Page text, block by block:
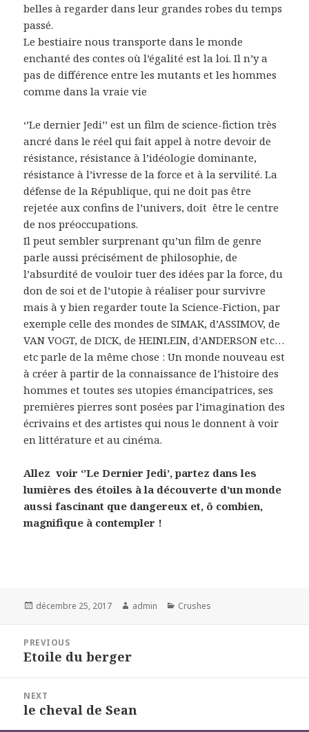
belles à regarder dans leur grandes robes du temps
passé.
Le bestiaire nous transporte dans le monde
enchanté des contes où l’égalité est la loi. Il n’y a
pas de différence entre les mutants et les hommes
comme dans la vraie vie
‘’Le dernier Jedi’’ est un film de science-fiction très
ancré dans le réel qui fait appel à notre devoir de
résistance, résistance à l’idéologie dominante,
résistance à l’ivresse de la force et à la servilité. La
défense de la République, qui ne doit pas être
rejetée aux confins de l’univers, doit être le centre
de nos préoccupations.
Il peut sembler surprenant qu’un film de genre
parle aussi précisément de philosophie, de
l’absurdité de vouloir tuer des idées par la force, du
don de soi et de l’utopie à réaliser pour survivre
mais à y bien regarder toute la Science-Fiction, par
exemple celle des mondes de SIMAK, d’ASSIMOV, de
VAN VOGT, de DICK, de HEINLEIN, d’ANDERSON etc…
etc parle de la même chose : Un monde nouveau est
à créer à partir de la connaissance de l’histoire des
hommes et toutes ses utopies émancipatrices, ses
premières pierres sont posées par l’imagination des
écrivains et des artistes qui nous le donnent à voir
en littérature et au cinéma.
Allez voir ‘’Le Dernier Jedi’, partez dans les
lumières des étoiles à la découverte d’un monde
aussi fascinant que dangereux et, ô combien,
magnifique à contempler !
Posted
décembre 25, 2017 Author
admin Categories
Crushes
l’article
PREVIOUS
Previous
Etoile du berger
NEXT
Next
le cheval de Sean